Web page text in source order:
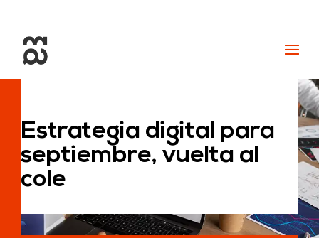
Estrategia digital para
septiembre, vuelta al
cole